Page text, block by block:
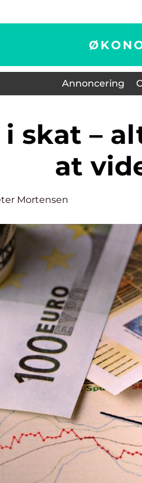
Annoncering
at
Mortensen